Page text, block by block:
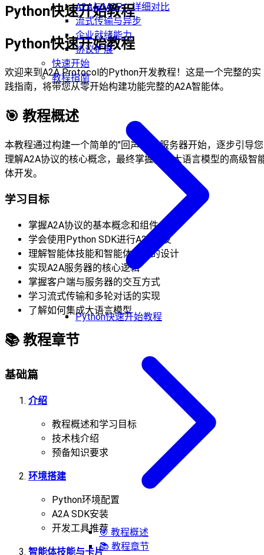
A2A与MCP：详细对比
流式传输与异步
企业就绪能力
协议扩展
快速开始
教程指南
Python快速开始教程
🎯 教程概述
📚 教程章节
Python快速开始教程
Python快速开始教程
欢迎来到A2A Protocol的Python开发教程！这是一个完整的实
践指南，将带您从零开始构建功能完整的A2A智能体。
🎯 教程概述
本教程通过构建一个简单的"回声"A2A服务器开始，逐步引导您
理解A2A协议的核心概念，最终掌握集成大语言模型的高级智
体开发。
学习目标
掌握A2A协议的基本概念和组件
学会使用Python SDK进行A2A开发
理解智能体技能和智能体卡片的设计
实现A2A服务器的核心逻辑
掌握客户端与服务器的交互方式
学习流式传输和多轮对话的实现
了解如何集成大语言模型
📚 教程章节
基础篇
介绍
教程概述和学习目标
技术栈介绍
预备知识要求
环境搭建
Python环境配置
A2A SDK安装
开发工具推荐
智能体技能与卡片